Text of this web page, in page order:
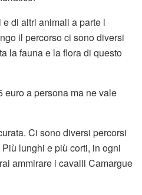
di altri animali a parte i
il percorso ci sono diversi
la fauna e la flora di questo
euro a persona ma ne vale
Ci sono diversi percorsi
lunghi e più corti, in ogni
ammirare i cavalli Camargue